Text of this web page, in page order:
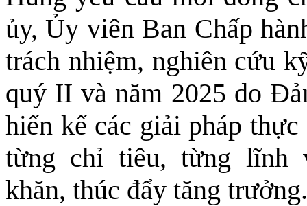
ủy, Ủy viên Ban Chấp
trách nhiệm, nghiên cứu
quý II và năm 2025 do
hiến kế các giải pháp
từng chỉ tiêu, từng lĩnh
khăn, thúc đẩy tăng trưởng.